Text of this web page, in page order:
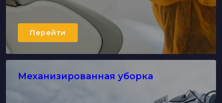
Перейти
Механизированная уборка